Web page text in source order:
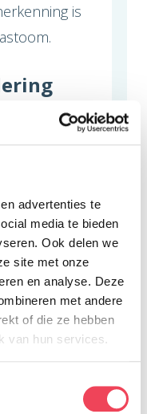
advertenties te
media te bieden
Ook delen we
site met onze
en analyse. Deze
met andere
of die ze hebben
van hun services.
is
. Hierin
van de
we zien:
te leven.